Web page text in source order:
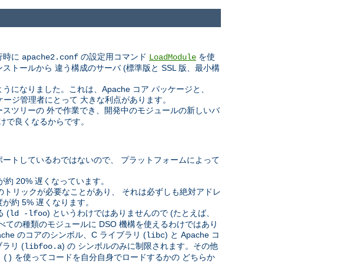
時に apache2.conf の設定用コマンド LoadModule を使
トールから 違う構成のサーバ (標準版と SSL 版、最小構
になりました。これは、Apache コア パッケージと、
ジ管理者にとって 大きな利点があります。
ツリーの 外で作業でき、開発中のモジュールの新しいバ
で良くなるからです。
トしているわではないので、 プラットフォームによって
20% 遅くなっています。
リックが必要なことがあり、 それは必ずしも絶対アドレ
約 5% 遅くなります。
(ld -lfoo) というわけではありませんので (たとえば、
の種類のモジュールに DSO 機構を使えるわけではあり
のコアのシンボル、C ライブラリ (libc) と Apache コ
ラリ (libfoo.a) の シンボルのみに制限されます。その他
() を使ってコードを自分自身でロードするかの どちらか